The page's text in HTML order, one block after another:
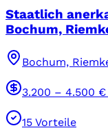
Staatlich
Bochum,
Bochum,
3.200 – 4.500
15 Vorteile